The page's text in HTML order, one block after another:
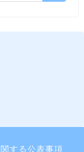
する公表事項